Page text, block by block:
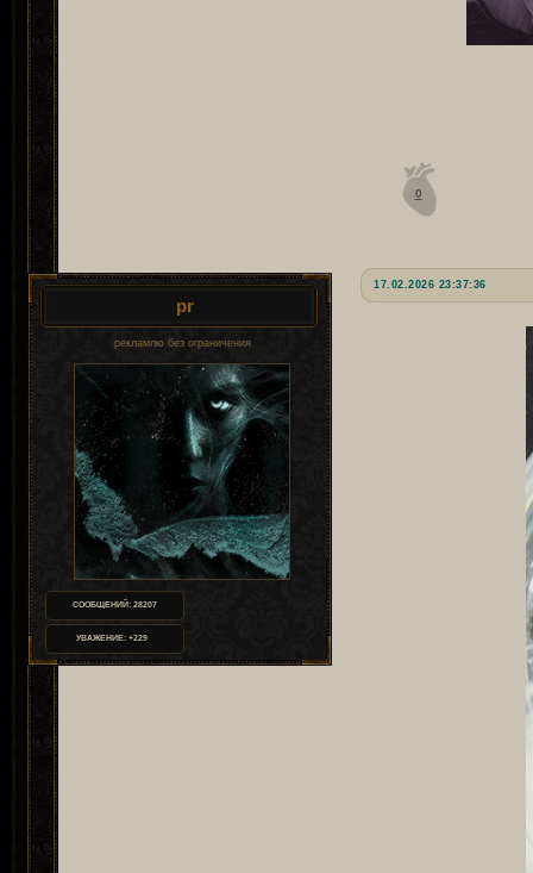
0
17.02.2026 23:37:36
pr
рекламлю без ограничения
СООБЩЕНИЙ: 28207
УВАЖЕНИЕ: +229